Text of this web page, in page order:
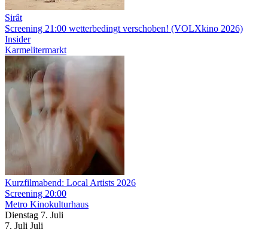
Sirât
Screening 21:00 wetterbedingt verschoben! (VOLXkino 2026)
Insider
Karmelitermarkt
Kurzfilmabend: Local Artists 2026
Screening 20:00
Metro Kinokulturhaus
Dienstag 7. Juli
7. Juli Juli